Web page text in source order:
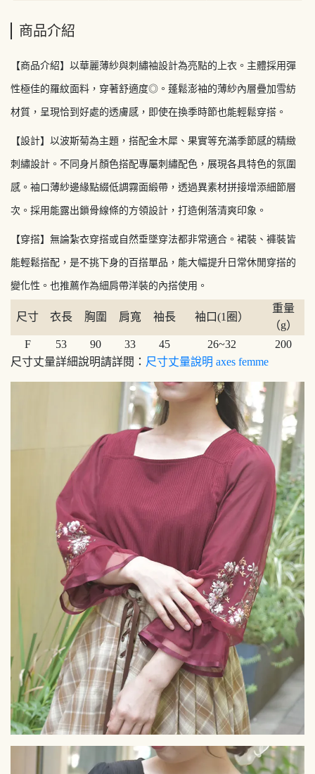
商品介紹
【商品介紹】以華麗薄紗與刺繡袖設計為亮點的上衣。主體採用彈
性極佳的羅紋面料，穿著舒適度◎。蓬鬆澎袖的薄紗內層疊加雪紡
材質，呈現恰到好處的透膚感，即使在換季時節也能輕鬆穿搭。
【設計】以波斯菊為主題，搭配金木犀、果實等充滿季節感的精緻
刺繡設計。不同身片顏色搭配專屬刺繡配色，展現各具特色的氛圍
感。袖口薄紗邊緣點綴低調霧面緞帶，透過異素材拼接增添細節層
次。採用能露出鎖骨線條的方領設計，打造俐落清爽印象。
【穿搭】無論紮衣穿搭或自然垂墜穿法都非常適合。裙裝、褲裝皆
能輕鬆搭配，是不挑下身的百搭單品，能大幅提升日常休閒穿搭的
變化性。也推薦作為細肩帶洋裝的內搭使用。
尺寸 衣長 胸圍 肩寬 袖長 袖口(1圈）
重量
（g）
F
53 90 33 45 26~32
200
尺寸丈量詳細說明請詳閱： 尺寸丈量說明 axes femme